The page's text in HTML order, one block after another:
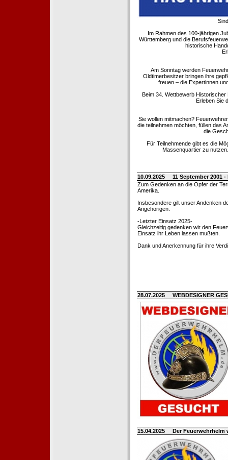
Im Rahmen des 100-jährigen
Württemberg und die
historische
Am Sonntag werden
Oldtimerbesitzer bringen ihre
freuen – die Expertinnen
Beim 34. Wettbewerb
Erleben Sie
Sie wollen mitmachen?
die teilnehmen möchten, füllen das
die
Für Teilnehmende gibt es die
Massenquartier zu
10.09.2025
11 September 2001
Zum Gedenken an die Opfer der
Amerika.
Insbesondere gilt unser Andenken
Angehörigen.
-Letzter Einsatz 2025-
Gleichzeitig gedenken wir den
Einsatz ihr Leben lassen mußten.
Dank und Anerkennung für ihre
28.07.2025 WEBDESIGNER
15.04.2025 Der